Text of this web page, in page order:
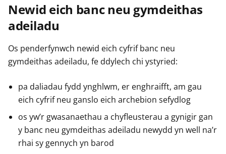
Newid eich banc neu gymdeithas
adeiladu
Os penderfynwch newid eich cyfrif banc neu
gymdeithas adeiladu, fe ddylech chi ystyried:
pa daliadau fydd ynghlwm, er enghraifft, am gau
eich cyfrif neu ganslo eich archebion sefydlog
os yw’r gwasanaethau a chyfleusterau a gynigir gan
y banc neu gymdeithas adeiladu newydd yn well na’r
rhai sy gennych yn barod